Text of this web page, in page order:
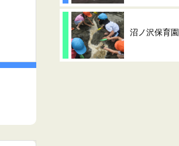
沼ノ沢保育園